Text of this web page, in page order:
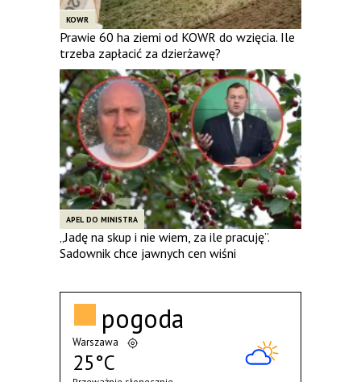
KOWR
Prawie 60 ha ziemi od KOWR do wzięcia. Ile
trzeba zapłacić za dzierżawę?
APEL DO MINISTRA
„Jadę na skup i nie wiem, za ile pracuję”.
Sadownik chce jawnych cen wiśni
pogoda
Warszawa
25°C